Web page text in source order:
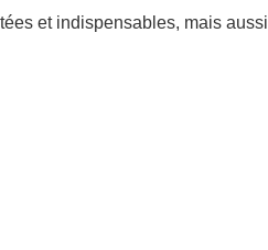
et indispensables, mais aussi